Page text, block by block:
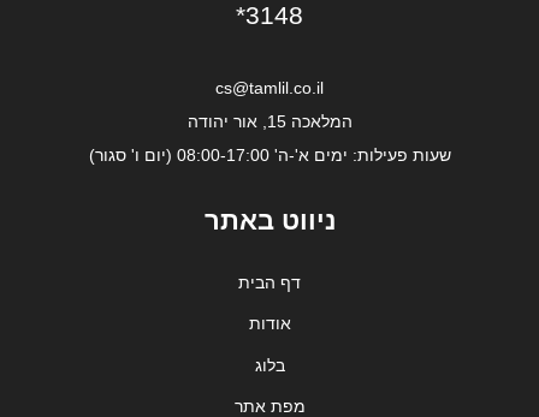
*3148
cs@tamlil.co.il
המלאכה 15, אור יהודה
שעות פעילות: ימים א'-ה' 08:00-17:00 (יום ו' סגור)
ניווט באתר
דף הבית
אודות
בלוג
מפת אתר